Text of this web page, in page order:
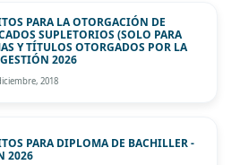
PARA LA OTORGACIÓN DE
SUPLETORIOS (SOLO PARA
Y TÍTULOS OTORGADOS POR LA
2026
2018
PARA DIPLOMA DE BACHILLER -
2026